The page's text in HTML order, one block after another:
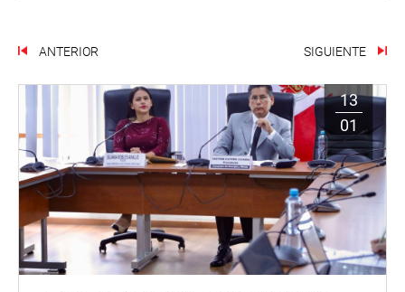
ANTERIOR SIGUIENTE
13
01